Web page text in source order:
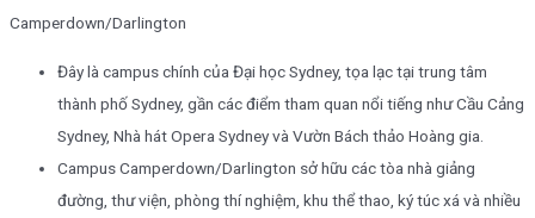
Camperdown/Darlington
Đây là campus chính của Đại học Sydney, tọa lạc tại trung tâm
thành phố Sydney, gần các điểm tham quan nổi tiếng như Cầu Cảng
Sydney, Nhà hát Opera Sydney và Vườn Bách thảo Hoàng gia.
Campus Camperdown/Darlington sở hữu các tòa nhà giảng
đường, thư viện, phòng thí nghiệm, khu thể thao, ký túc xá và nhiều